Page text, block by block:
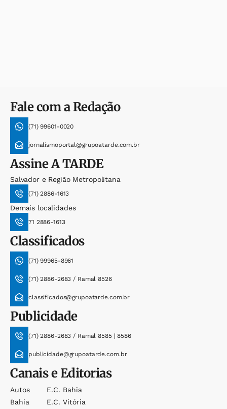
Fale com a Redação
(71) 99601-0020
jornalismoportal@grupoatarde.com.br
AssineA TARDE
Salvador e Região Metropolitana
(71) 2886-1613
Demais localidades
71 2886-1613
Classificados
(71) 99965-8961
(71) 2886-2683 / Ramal 8526
classificados@grupoatarde.com.br
Publicidade
(71) 2886-2683 / Ramal 8585 | 8586
publicidade@grupoatarde.com.br
Canais e Editorias
Autos
Bahia
E.c. Bahia
E.c. Vitória